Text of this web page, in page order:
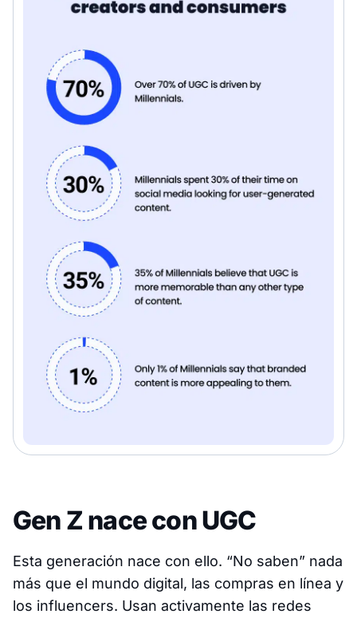
Gen Z nace con UGC
Esta generación nace con ello. “No saben” nada
más que el mundo digital, las compras en línea y
los influencers. Usan activamente las redes